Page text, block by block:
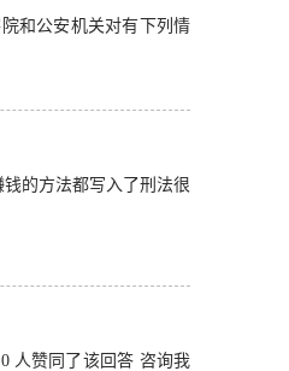
和公安机关对有下列情
的方法都写入了刑法很
人赞同了该回答 咨询我